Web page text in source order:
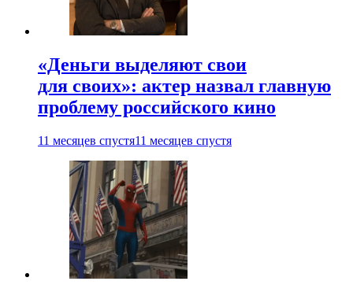
«Деньги выделяют свои
для своих»: актер назвал главную
проблему российского кино
11 месяцев спустя11 месяцев спустя